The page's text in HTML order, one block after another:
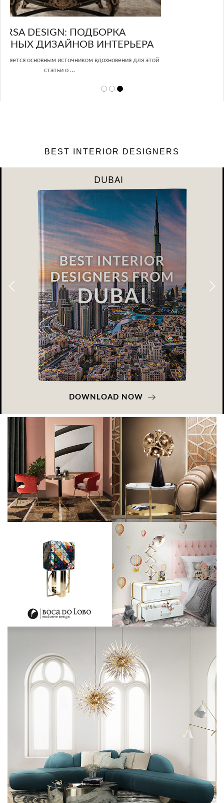
GLAZOV DESIGN GROUP – УНИКАЛЬНЫЙ
ПОДХОД К ДИЗАЙНУ
Glazov Design Group- это одна из лучших студий дизайна интерьера
BEST INTERIOR DESIGNERS
DUBAI
DOWNLOAD NOW